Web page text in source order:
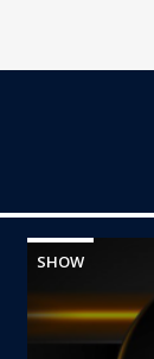
SHOW